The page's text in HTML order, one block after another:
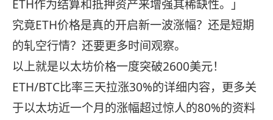
ETH作为结算和抵押资产来增强其稀缺性。」
究竟ETH价格是真的开启新一波涨幅？还是短期
的轧空行情？还要更多时间观察。
以上就是以太坊价格一度突破2600美元！
ETH/BTC比率三天拉涨30%的详细内容，更多关
于以太坊近一个月的涨幅超过惊人的80%的资料